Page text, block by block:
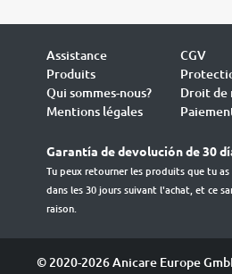
Assistance
Produits
Qui sommes-nous?
Mentions légales
CGV
Droit
Garantía de devolución de 30
Tu peux retourner les produits que tu as
dans les 30 jours suivant l'achat, et ce
raison.
© 2020-2026 Anicare Europe